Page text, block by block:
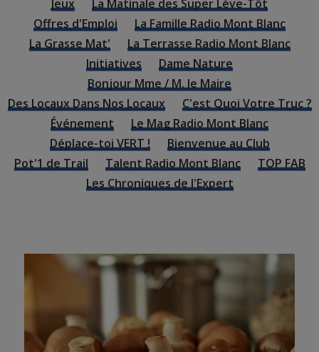
Jeux
La Matinale des Super Lève-Tôt
Offres d'Emploi
La Famille Radio Mont Blanc
La Grasse Mat'
La Terrasse Radio Mont Blanc
Initiatives
Dame Nature
Bonjour Mme / M. le Maire
Des Locaux Dans Nos Locaux
C'est Quoi Votre Truc ?
Événement
Le Mag Radio Mont Blanc
Déplace-toi VERT !
Bienvenue au Club
Pot'1 de Trail
Talent Radio Mont Blanc
TOP FAB
Les Chroniques de l'Expert